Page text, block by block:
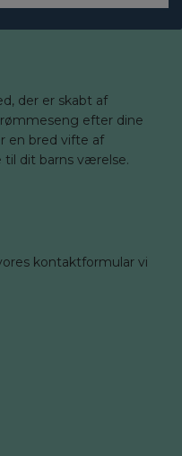
der er skabt af
efter dine
en bred vifte af
til dit barns værelse.
kontaktformular vi